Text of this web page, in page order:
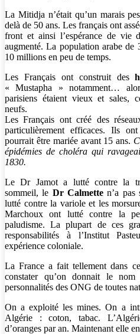
La Mitidja n’était qu’un marais
delà de 50 ans. Les français ont
front et ainsi l’espérance de vie
augmenté. La population arabe
10 millions en peu de temps.
Les Français ont construit des
« Mustapha » notamment…
parisiens étaient vieux et sales,
neufs.
Les Français ont créé des
particulièrement efficaces. Ils
pourrait être mariée avant 15 ans.
épidémies de choléra qui
1830.
Le Dr Jamot a lutté contre la
sommeil, le Dr Calmette n’a
lutté contre la variole et les
Marchoux ont lutté contre la
paludisme. La plupart de ces
responsabilités à l’Institut
expérience coloniale.
La France a fait tellement dans
constater qu’on donnait le
personnalités des ONG de toutes
On a exploité les mines. On a
Algérie : coton, tabac.
d’oranges par an. Maintenant elle